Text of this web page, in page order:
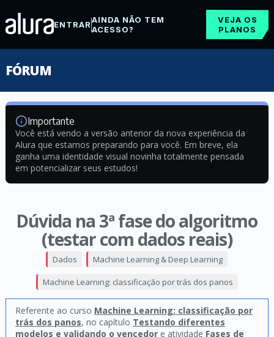
ENTRARAINDA NÃO TEM
ACESSO?
VEJA OS
PLANOS
FÓRUM
Importante
Você está vendo a versão anterior da nova experiência da
Alura que estamos preparando para você. Em breve, ela
ganha uma identidade visual novinha totalmente pensada
em potencializar seus estudos!
Dúvida na 3ª fase do algoritmo
(testar com dados reais)
Dados Machine Learning & Deep Learning
Machine Learning: classificação por trás dos panos
Referente ao curso Machine Learning: classificação por
trás dos panos, no capítulo Testando diferentes
modelos e validando o vencedore atividade Fases de